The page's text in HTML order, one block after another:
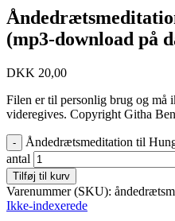
(mp3-download på
DKK 20,00
Filen er til personlig brug og må
videregives. Copyright Githa
Åndedrætsmeditation til
antal
Tilføj til kurv
Varenummer (SKU):
Ikke-indexerede